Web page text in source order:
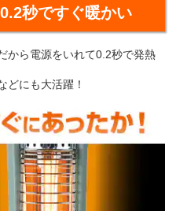
秒ですぐ暖かい
から電源をいれて0.2秒で発熱
どにも大活躍！